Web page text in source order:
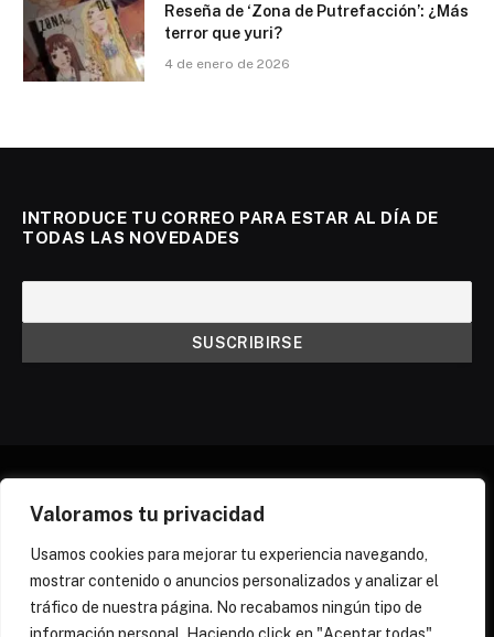
Valoramos tu privacidad
Usamos cookies para mejorar tu experiencia navegando,
mostrar contenido o anuncios personalizados y analizar el
tráfico de nuestra página. No recabamos ningún tipo de
Reseña de ‘Zona de Putrefacción’: ¿Más
terror que yuri?
4 de enero de 2026
INTRODUCE TU CORREO PARA ESTAR AL DÍA DE
TODAS LAS NOVEDADES
(Twitter)
POLÍTICA DE COOKIES POLÍTICA DE PRIVACIDAD